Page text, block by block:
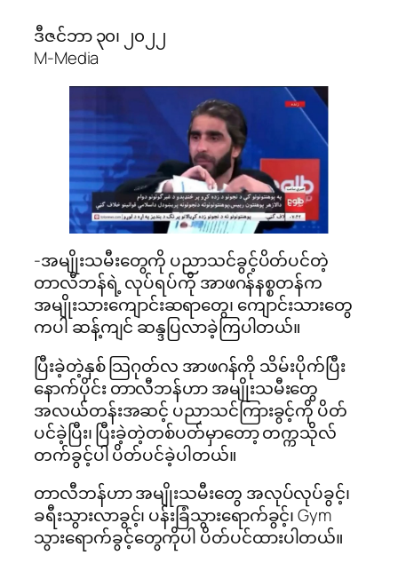
ဒီဇင်ဘာ ၃၀၊ ၂၀၂၂
M-Media
-အမျိုးသမီးတွေကို ပညာသင်ခွင့်ပိတ်ပင်တဲ့
တာလီဘန်ရဲ့ လုပ်ရပ်ကို အာဖဂန်နစ္စတန်က
အမျိုးသားကျောင်းဆရာတွေ၊ ကျောင်းသားတွေ
ကပါ ဆန့်ကျင် ဆန္ဒပြလာခဲ့ကြပါတယ်။
ပြီးခဲ့တဲ့နှစ် သြဂုတ်လ အာဖဂန်ကို သိမ်းပိုက်ပြီး
နောက်ပိုင်း တာလီဘန်ဟာ အမျိုးသမီးတွေ
အလယ်တန်းအဆင့် ပညာသင်ကြားခွင့်ကို ပိတ်
ပင်ခဲ့ပြီး၊ ပြီးခဲ့တဲ့တစ်ပတ်မှာတော့ တက္ကသိုလ်
တက်ခွင့်ပါ ပိတ်ပင်ခဲ့ပါတယ်။
တာလီဘန်ဟာ အမျိုးသမီးတွေ အလုပ်လုပ်ခွင့်၊
ခရီးသွားလာခွင့်၊ ပန်းခြံသွားရောက်ခွင့်၊ Gym
သွားရောက်ခွင့်တွေကိုပါ ပိတ်ပင်ထားပါတယ်။